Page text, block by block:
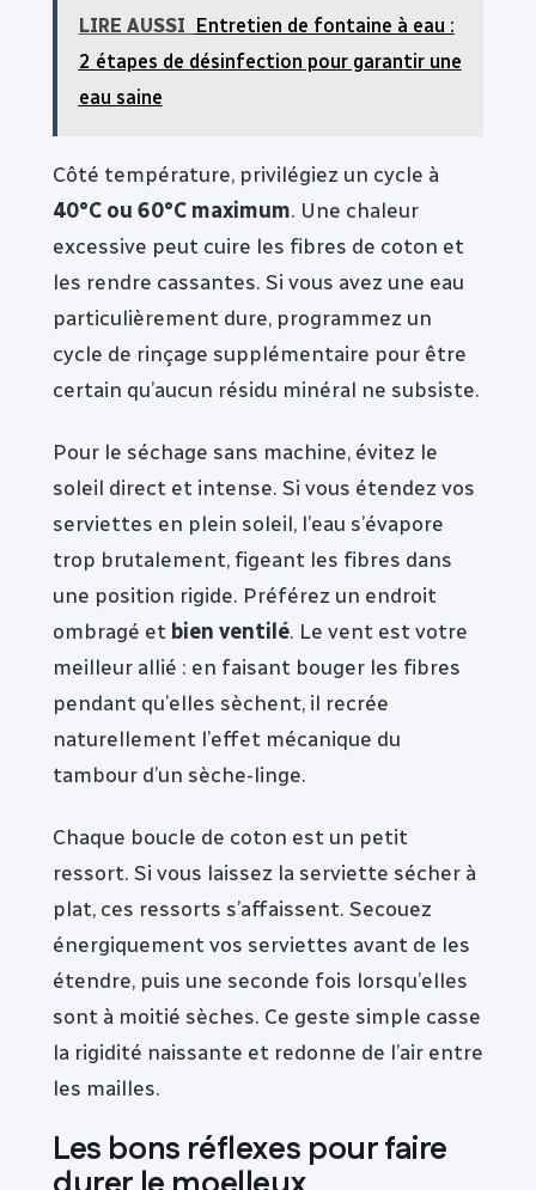
LIRE AUSSI Entretien de fontaine à eau :
2 étapes de désinfection pour garantir une
eau saine
Côté température, privilégiez un cycle à
40°C ou 60°C maximum. Une chaleur
excessive peut cuire les fibres de coton et
les rendre cassantes. Si vous avez une eau
particulièrement dure, programmez un
cycle de rinçage supplémentaire pour être
certain qu’aucun résidu minéral ne subsiste.
Pour le séchage sans machine, évitez le
soleil direct et intense. Si vous étendez vos
serviettes en plein soleil, l’eau s’évapore
trop brutalement, figeant les fibres dans
une position rigide. Préférez un endroit
ombragé et bien ventilé. Le vent est votre
meilleur allié : en faisant bouger les fibres
pendant qu’elles sèchent, il recrée
naturellement l’effet mécanique du
tambour d’un sèche-linge.
Chaque boucle de coton est un petit
ressort. Si vous laissez la serviette sécher à
plat, ces ressorts s’affaissent. Secouez
énergiquement vos serviettes avant de les
étendre, puis une seconde fois lorsqu’elles
sont à moitié sèches. Ce geste simple casse
la rigidité naissante et redonne de l’air entre
les mailles.
Les bons réflexes pour faire